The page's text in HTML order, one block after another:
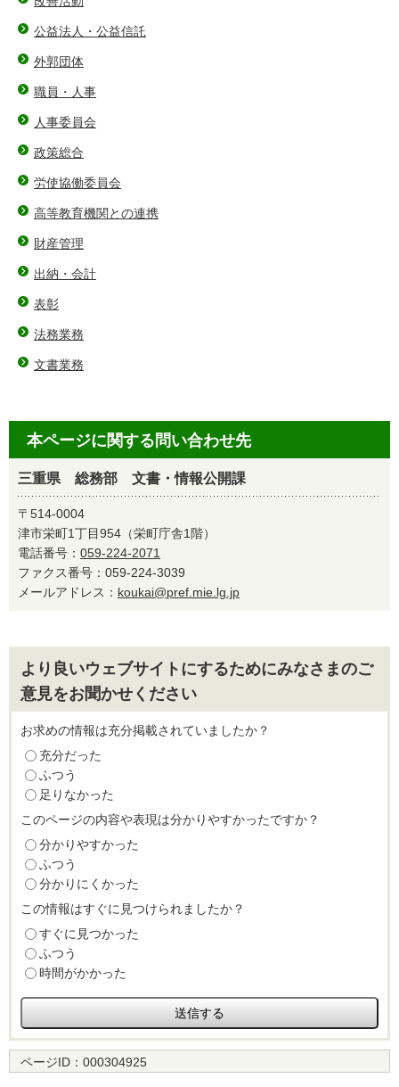
公益法人・公益信託
外郭団体
職員・人事
人事委員会
政策総合
労使協働委員会
高等教育機関との連携
財産管理
出納・会計
表彰
法務業務
文書業務
本ページに関する問い合わせ先
三重県 総務部 文書・情報公開課
〒514-0004
津市栄町1丁目954（栄町庁舎1階）
電話番号： 059-224-2071
ファクス番号：059-224-3039
メールアドレス： koukai@pref.mie.lg.jp
より良いウェブサイトにするためにみなさまのご
意見をお聞かせください
お求めの情報は充分掲載されていましたか？
充分だった
ふつう
足りなかった
このページの内容や表現は分かりやすかったですか？
分かりやすかった
ふつう
分かりにくかった
この情報はすぐに見つけられましたか？
すぐに見つかった
ふつう
時間がかかった
ページID： 000304925